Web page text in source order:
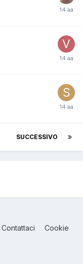
SUCCESSIVO
Contattaci Cookie